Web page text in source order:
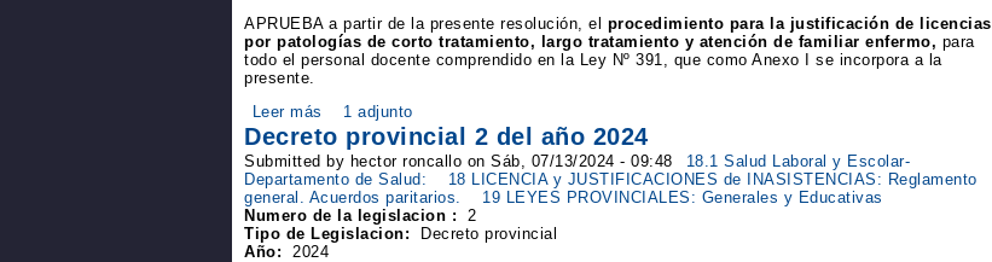
APRUEBA a partir de la presente resolución, el procedimiento para la justificación de licencias
por patologías de corto tratamiento, largo tratamiento y atención de familiar enfermo, para
todo el personal docente comprendido en la Ley Nº 391, que como Anexo I se incorpora a la
presente.
Leer más
1 adjunto
Decreto provincial 2 del año 2024
Submitted by hector roncallo on Sáb, 07/13/2024 - 09:48
18.1 Salud Laboral y Escolar-
Departamento de Salud:
18 LICENCIA y JUSTIFICACIONES de INASISTENCIAS: Reglamento
general. Acuerdos paritarios.
19 LEYES PROVINCIALES: Generales y Educativas
Numero de la legislacion :
2
Tipo de Legislacion:
Decreto provincial
Año:
2024